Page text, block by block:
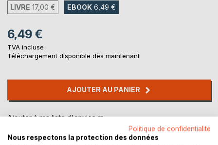
LIVRE 17,00 € EBOOK 6,49 €
6,49 €
TVA incluse
Téléchargement disponible dès maintenant
AJOUTER AU PANIER
Ajouter à ma liste d'envies
Politique de confidentialité
Nous respectons la protection des données